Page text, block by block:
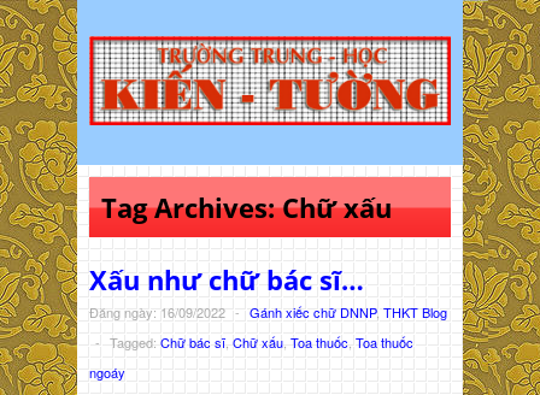
Tag Archives:Chữ xấu
Xấu như chữ bác sĩ…
Đăng ngày: 16/09/2022 - Gánh xiếc chữ DNNP, THKT Blog
- Tagged: Chữ bác sĩ Chữ xấu Toa thuốc Toa thuốc
ngoáy